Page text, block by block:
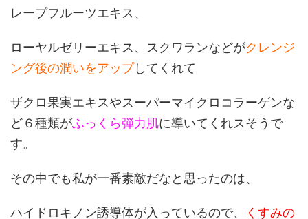
レープフルーツエキス、
ローヤルゼリーエキス、スクワランなどがクレンジ
ング後の潤いをアップしてくれて
ザクロ果実エキスやスーパーマイクロコラーゲンな
ど６種類がふっくら弾力肌に導いてくれスそうで
す。
その中でも私が一番素敵だなと思ったのは、
ハイドロキノン誘導体が入っているので、 くすみの